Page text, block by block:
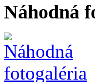
Náhodná